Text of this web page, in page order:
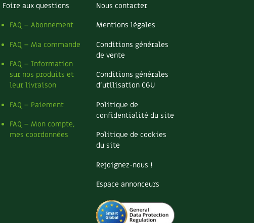
Foire aux questions
FAQ – Abonnement
FAQ – Ma commande
FAQ – Information
sur nos produits et
leur livraison
FAQ – Paiement
FAQ – Mon compte,
mes coordonnées
Nous contacter
Mentions légales
Conditions générales
de vente
Conditions générales
d’utilisation CGU
Politique de
confidentialité du site
Politique de cookies
du site
Rejoignez-nous !
Espace annonceurs